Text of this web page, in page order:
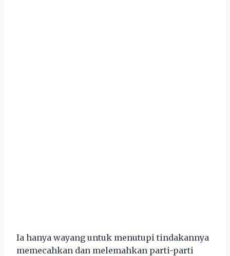
Ia hanya wayang untuk menutupi tindakannya
memecahkan dan melemahkan parti-parti